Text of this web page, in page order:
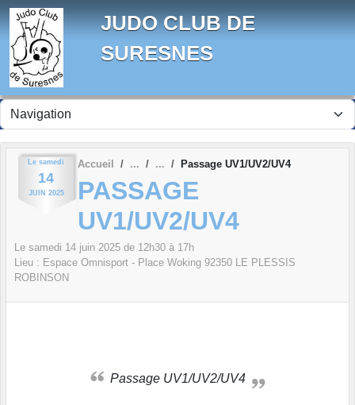
JUDO CLUB DE
SURESNES
Le samedi
14
JUIN 2025
Accueil Passage UV1/UV2/UV4
PASSAGE
UV1/UV2/UV4
Le samedi 14 juin 2025 de 12h30 à 17h
Lieu : Espace Omnisport - Place Woking 92350 LE PLESSIS
ROBINSON
Passage UV1/UV2/UV4
Panneau de gestion des cookies